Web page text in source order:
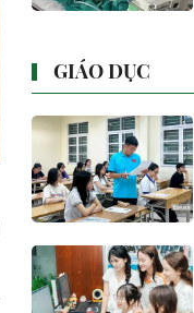
GIÁO DỤC